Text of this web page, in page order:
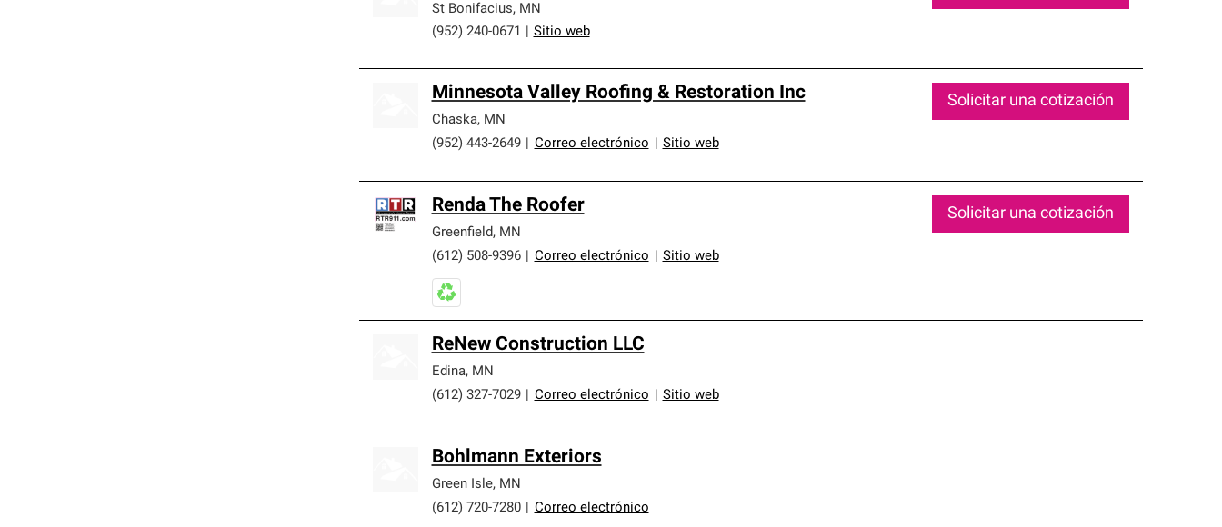
St Bonifacius, MN
(952) 240-0671
Sitio web
Minnesota Valley Roofing & Restoration Inc
Chaska, MN
(952) 443-2649
Correo electrónico Sitio web
Solicitar una cotización
Renda The Roofer
Greenfield , MN
(612) 508-9396
Correo electrónico Sitio web
Solicitar una cotización
ReNew Construction LLC
Edina, MN
(612) 327-7029
Correo electrónico Sitio web
Bohlmann Exteriors
Green Isle, MN
(612) 720-7280
Correo electrónico